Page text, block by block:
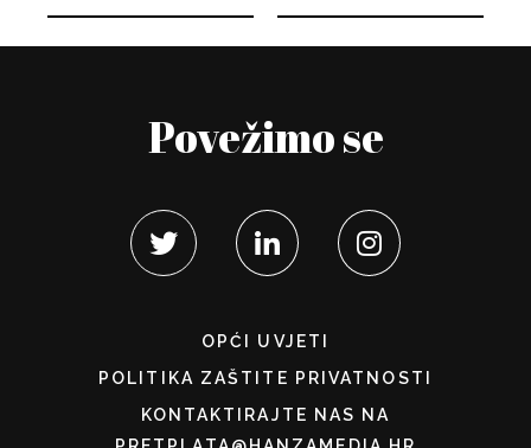
Povežimo se
OPĆI UVJETI
POLITIKA ZAŠTITE PRIVATNOSTI
KONTAKTIRAJTE NAS NA